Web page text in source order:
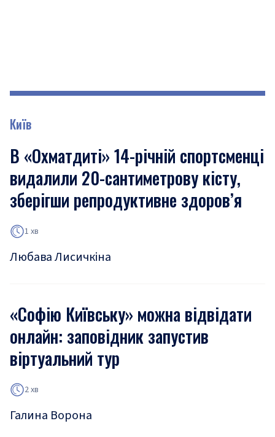
Київ
В «Охматдиті» 14-річній спортсменці
видалили 20-сантиметрову кісту,
зберігши репродуктивне здоров’я
1 хв
Любава Лисичкіна
«Софію Київську» можна відвідати
онлайн: заповідник запустив
віртуальний тур
2 хв
Галина Ворона